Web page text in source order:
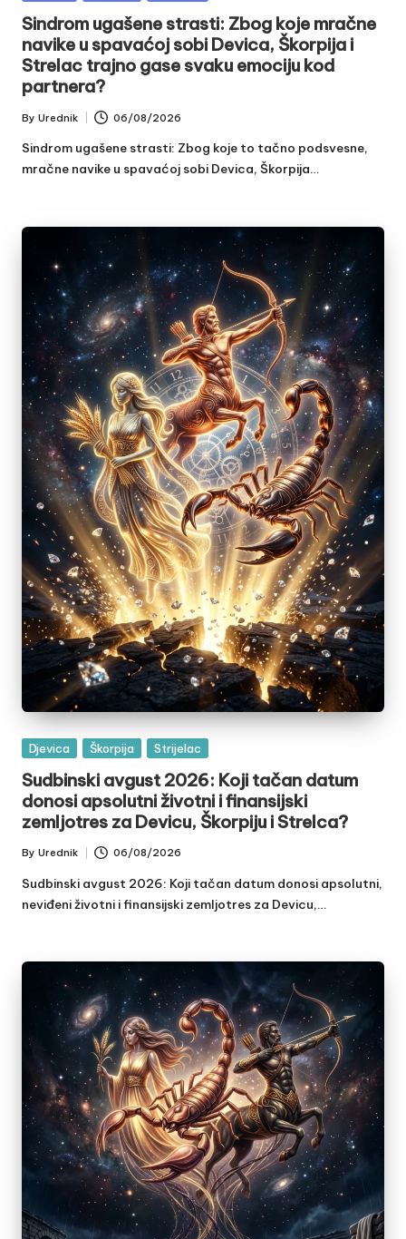
Sindrom ugašene strasti: Zbog koje mračne
navike u spavaćoj sobi Devica, Škorpija i
Strelac trajno gase svaku emociju kod
partnera?
Posted
by
By Urednik 06/08/2026
Sindrom ugašene strasti: Zbog koje to tačno podsvesne,
mračne navike u spavaćoj sobi Devica, Škorpija…
Posted
Djevica Škorpija Strijelac
Sudbinski avgust 2026: Koji tačan datum
donosi apsolutni životni i finansijski
zemljotres za Devicu, Škorpiju i Strelca?
Posted
by
By Urednik 06/08/2026
Sudbinski avgust 2026: Koji tačan datum donosi apsolutni,
neviđeni životni i finansijski zemljotres za Devicu,…